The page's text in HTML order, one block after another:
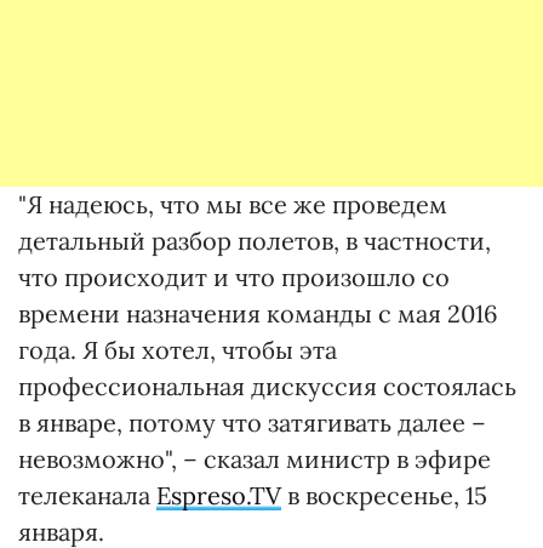
"Я надеюсь, что мы все же проведем
детальный разбор полетов, в частности,
что происходит и что произошло со
времени назначения команды с мая 2016
года. Я бы хотел, чтобы эта
профессиональная дискуссия состоялась
в январе, потому что затягивать далее –
невозможно", – сказал министр в эфире
телеканала Espreso.TVв воскресенье, 15
января.